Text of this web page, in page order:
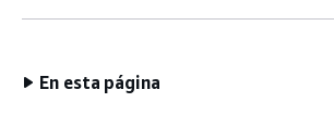
En esta página